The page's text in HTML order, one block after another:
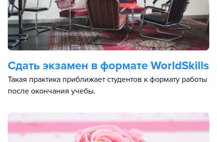
Сдать экзамен в формате WorldSkills
Такая практика приближает студентов к формату работы
после окончания учебы.